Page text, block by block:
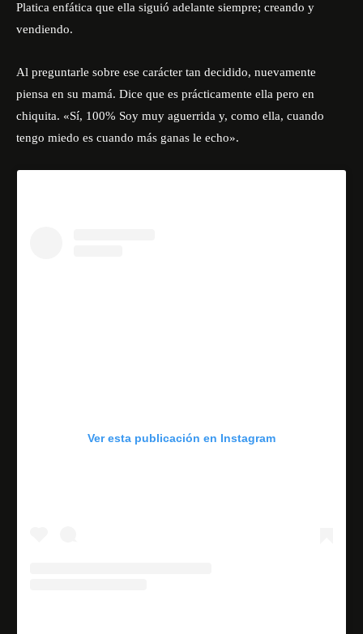
Platica enfática que ella siguió adelante siempre; creando y
vendiendo.
Al preguntarle sobre ese carácter tan decidido, nuevamente
piensa en su mamá. Dice que es prácticamente ella pero en
chiquita. «Sí, 100% Soy muy aguerrida y, como ella, cuando
tengo miedo es cuando más ganas le echo».
Ver esta publicación en Instagram